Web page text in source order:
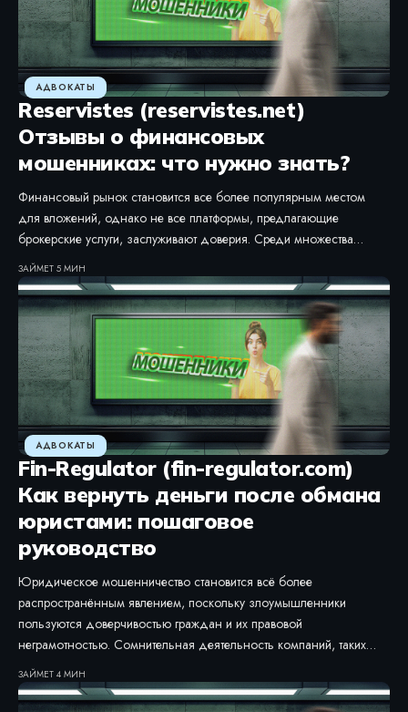
АДВОКАТЫ
Reservistes (reservistes.net)
Отзывы о финансовых
мошенниках: что нужно знать?
Финансовый рынок становится все более популярным местом
для вложений, однако не все платформы, предлагающие
брокерские услуги, заслуживают доверия. Среди множества…
ЗАЙМЕТ 5 МИН
АДВОКАТЫ
Fin-Regulator (fin-regulator.com)
Как вернуть деньги после обмана
юристами: пошаговое
руководство
Юридическое мошенничество становится всё более
распространённым явлением, поскольку злоумышленники
пользуются доверчивостью граждан и их правовой
неграмотностью. Сомнительная деятельность компаний, таких…
ЗАЙМЕТ 4 МИН